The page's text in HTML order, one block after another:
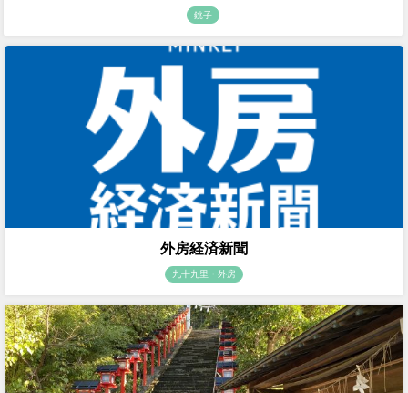
銚子
外房経済新聞
九十九里・外房